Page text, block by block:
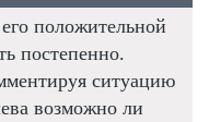
положительной
постепенно.
ситуацию
возможно ли